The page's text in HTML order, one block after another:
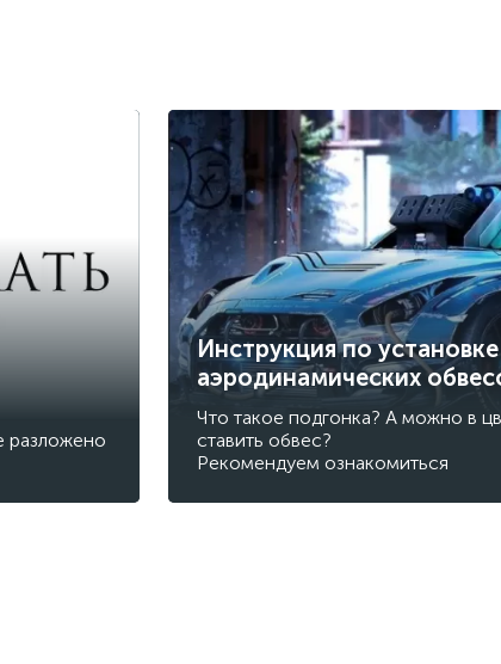
разложено
Инструкция по установке
аэродинамических
Что такое подгонка? А можно в
ставить обвес?
Рекомендуем ознакомиться